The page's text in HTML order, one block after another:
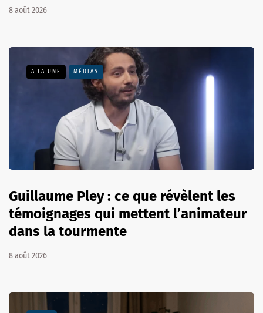
8 août 2026
A LA UNE MÉDIAS
Guillaume Pley : ce que révèlent les
témoignages qui mettent l’animateur
dans la tourmente
8 août 2026